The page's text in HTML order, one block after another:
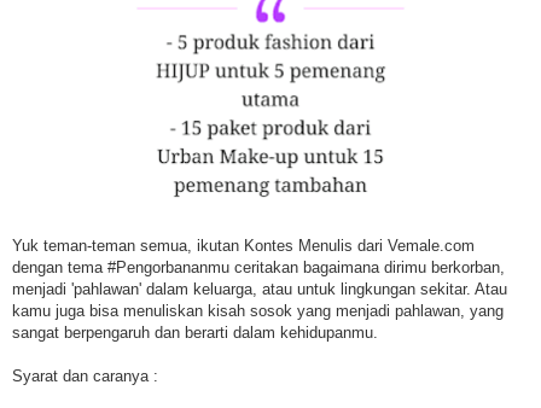
Yuk teman-teman semua, ikutan Kontes Menulis dari Vemale.com
dengan tema #Pengorbananmu ceritakan bagaimana dirimu berkorban,
menjadi 'pahlawan' dalam keluarga, atau untuk lingkungan sekitar. Atau
kamu juga bisa menuliskan kisah sosok yang menjadi pahlawan, yang
sangat berpengaruh dan berarti dalam kehidupanmu.
Syarat dan caranya :